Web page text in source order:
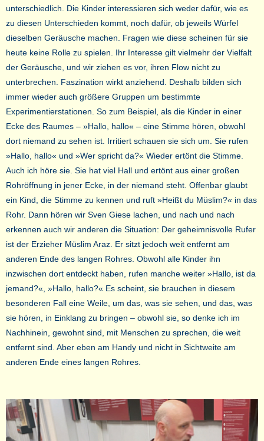
unterschiedlich. Die Kinder interessieren sich weder dafür, wie es
zu diesen Unterschieden kommt, noch dafür, ob jeweils Würfel
dieselben Geräusche machen. Fragen wie diese scheinen für sie
heute keine Rolle zu spielen. Ihr Interesse gilt vielmehr der Vielfalt
der Geräusche, und wir ziehen es vor, ihren Flow nicht zu
unterbrechen. Faszination wirkt anziehend. Deshalb bilden sich
immer wieder auch größere Gruppen um bestimmte
Experimentierstationen. So zum Beispiel, als die Kinder in einer
Ecke des Raumes – »Hallo, hallo« – eine Stimme hören, obwohl
dort niemand zu sehen ist. Irritiert schauen sie sich um. Sie rufen
»Hallo, hallo« und »Wer spricht da?« Wieder ertönt die Stimme.
Auch ich höre sie. Sie hat viel Hall und ertönt aus einer großen
Rohröffnung in jener Ecke, in der niemand steht. Offenbar glaubt
ein Kind, die Stimme zu kennen und ruft »Heißt du Müslim?« in das
Rohr. Dann hören wir Sven Giese lachen, und nach und nach
erkennen auch wir anderen die Situation: Der geheimnisvolle Rufer
ist der Erzieher Müslim Araz. Er sitzt jedoch weit entfernt am
anderen Ende des langen Rohres. Obwohl alle Kinder ihn
inzwischen dort entdeckt haben, rufen manche weiter »Hallo, ist da
jemand?«, »Hallo, hallo?« Es scheint, sie brauchen in diesem
besonderen Fall eine Weile, um das, was sie sehen, und das, was
sie hören, in Einklang zu bringen – obwohl sie, so denke ich im
Nachhinein, gewohnt sind, mit Menschen zu sprechen, die weit
entfernt sind. Aber eben am Handy und nicht in Sichtweite am
anderen Ende eines langen Rohres.